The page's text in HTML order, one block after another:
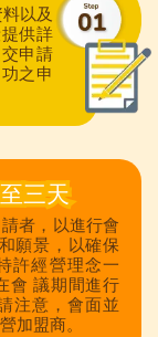
以及
供詳
申請
之申
三天
者，以進行會
願景，以確保
許經營理念一
會 議期間進行
注意，會面並
加盟商。